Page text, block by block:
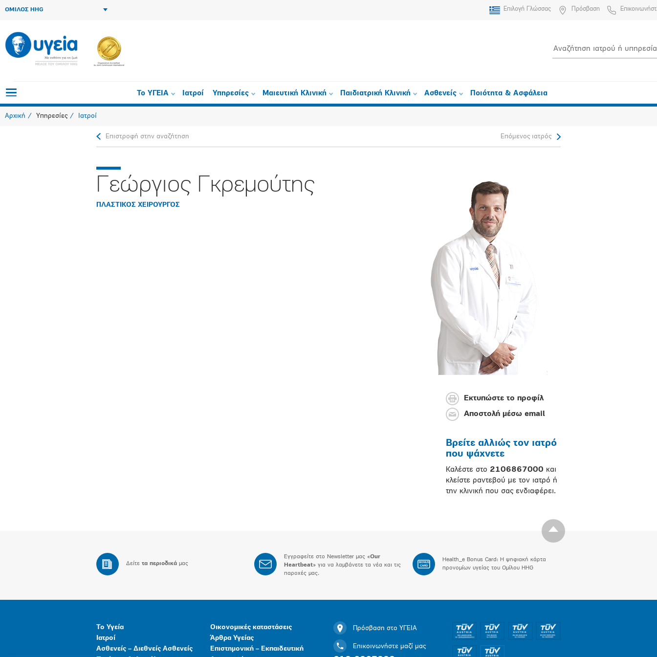
ΟΜΙΛΟΣ HHG Επιλογή Γλώσσας Πρόσβαση
Το ΥΓΕΙΑ Ιατροί Υπηρεσίες Μαιευτική Κλινική Παιδιατρική Κλινική Ασθενείς Ποιότητα & Ασφάλεια
Αρχική Υπηρεσίες Ιατροί
Επιστροφή στην αναζήτηση Επόμενος ιατρός
Γεώργιος Γκρεμούτης
ΠΛΑΣΤΙΚΟΣ ΧΕΙΡΟΥΡΓΟΣ
Εκτυπώστε το προφίλ
Αποστολή μέσω email
Βρείτε αλλιώς τον ιατρό
που ψάχνετε
Καλέστε στο 2106867000 και
κλείστε ραντεβού με τον ιατρό ή
την κλινική που σας ενδιαφέρει.
Δείτε τα περιοδικά μας
Εγγραφείτε στο Newsletter μας «Our
Heartbeat» για να λαμβάνετε τα νέα και τις
παροχές μας.
BONUS
CARD
Health_e Bonus Card: H ψηφιακή κάρτα
προνομίων υγείας του Ομίλου HHG
Το Υγεία
Ιατροί
Ασθενείς – Διεθνείς Ασθενείς
Οικονομικές καταστάσεις
Άρθρα Υγείας
Επιστημονική – Εκπαιδευτική
Πρόσβαση στο ΥΓΕΙΑ
Επικοινωνήστε μαζί μας